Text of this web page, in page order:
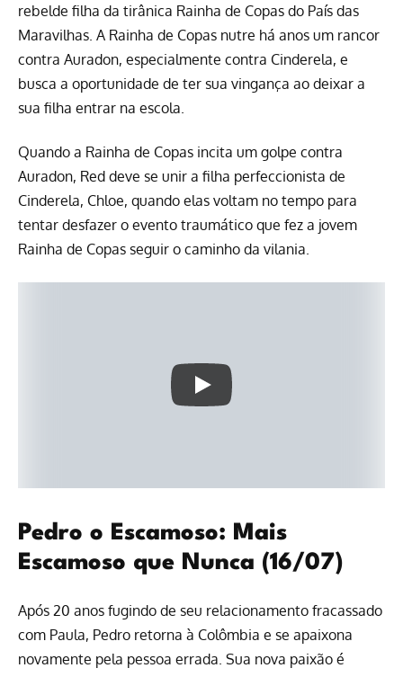
rebelde filha da tirânica Rainha de Copas do País das
Maravilhas. A Rainha de Copas nutre há anos um rancor
contra Auradon, especialmente contra Cinderela, e
busca a oportunidade de ter sua vingança ao deixar a
sua filha entrar na escola.
Quando a Rainha de Copas incita um golpe contra
Auradon, Red deve se unir a filha perfeccionista de
Cinderela, Chloe, quando elas voltam no tempo para
tentar desfazer o evento traumático que fez a jovem
Rainha de Copas seguir o caminho da vilania.
Pedro o Escamoso: Mais
Escamoso que Nunca (16/07)
Após 20 anos fugindo de seu relacionamento fracassado
com Paula, Pedro retorna à Colômbia e se apaixona
novamente pela pessoa errada. Sua nova paixão é